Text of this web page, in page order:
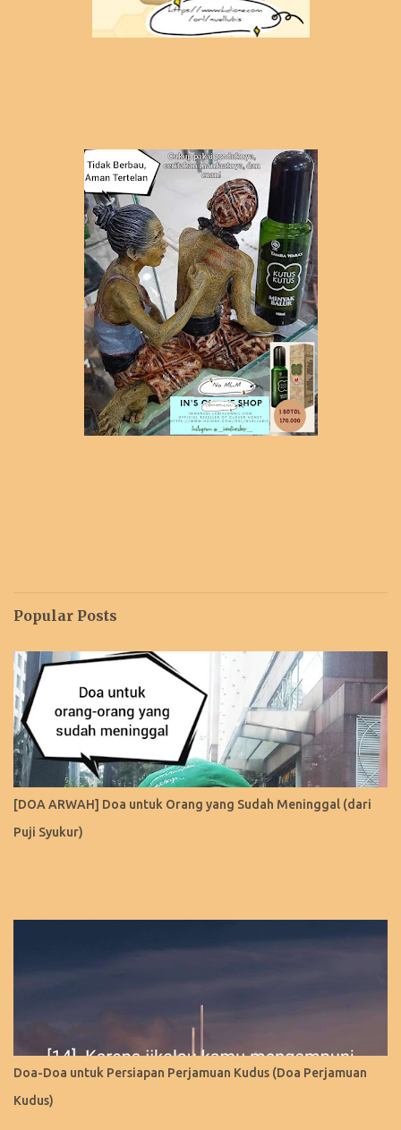
Popular Posts
[DOA ARWAH] Doa untuk Orang yang Sudah Meninggal (dari
Puji Syukur)
Doa-Doa untuk Persiapan Perjamuan Kudus (Doa Perjamuan
Kudus)